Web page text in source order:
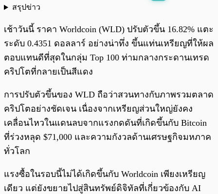
สรุปข่าว
เช้าวันนี้ ราคา Worldcoin (WLD) ปรับตัวขึ้น 16.82% แตะ
ระดับ 0.4351 ดอลลาร์ อย่างน่าทึ่ง ขึ้นแท่นเหรียญที่ให้ผล
ตอบแทนดีที่สุดในกลุ่ม Top 100 ท่ามกลางกระดานเทรด
คริปโตที่กลายเป็นสีแดง
การปรับตัวขึ้นของ WLD ถือว่าสวนทางกับภาพรวมตลาด
คริปโตอย่างชัดเจน เนื่องจากเหรียญส่วนใหญ่ยังคง
เคลื่อนไหวในแดนลบจากแรงกดดันที่เกิดขึ้นกับ Bitcoin
ที่ร่วงหลุด $71,000 และความกังวลด้านเศรษฐกิจมหภาค
ทั่วโลก
แรงซื้อในรอบนี้ไม่ได้เกิดขึ้นกับ Worldcoin เพียงเหรียญ
เดียว แต่ยังขยายไปสู่สินทรัพย์ดิจิทัลที่เกี่ยวข้องกับ AI